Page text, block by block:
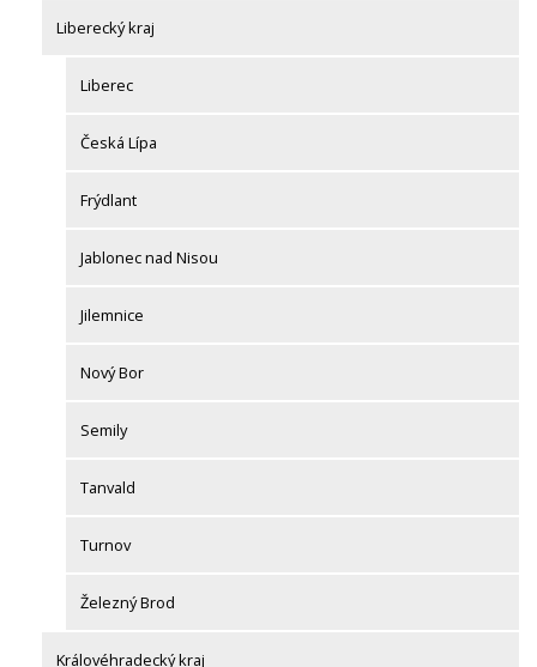
Liberecký kraj
Liberec
Česká Lípa
Frýdlant
Jablonec nad Nisou
Jilemnice
Nový Bor
Semily
Tanvald
Turnov
Železný Brod
Královéhradecký kraj